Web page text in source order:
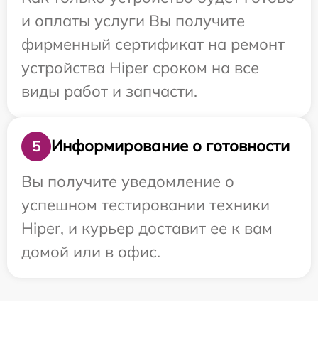
и оплаты услуги Вы получите
фирменный сертификат на ремонт
устройства Hiper сроком на все
виды работ и запчасти.
5
Информирование о готовности
Вы получите уведомление о
успешном тестировании техники
Hiper, и курьер доставит ее к вам
домой или в офис.